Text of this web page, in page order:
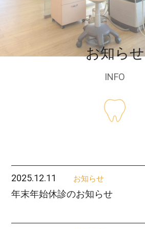
お知らせ
INFO
2025.12.11 お知らせ
年末年始休診のお知らせ